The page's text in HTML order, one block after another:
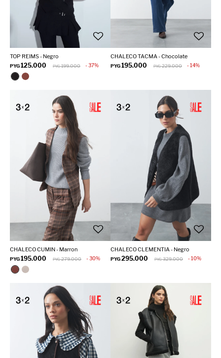
TOP REIMS - Negro
PYG125.000 PYG 199.000 37
CHALECO TACMA - Chocolate
PYG195.000 PYG 229.000 14
CHALECO CUMIN - Marron
PYG195.000 PYG 279.000 30
CHALECO CLEMENTIA - Negro
PYG295.000 PYG 329.000 10